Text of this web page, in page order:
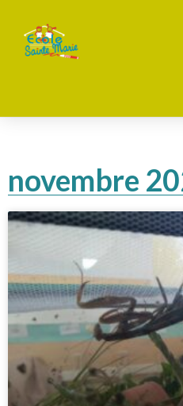
novembre